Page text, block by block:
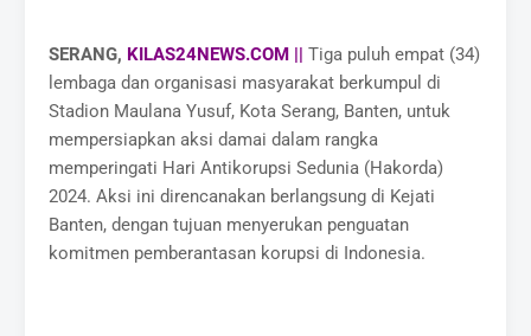
SERANG, KILAS24NEWS.COM ||Tiga puluh empat (34)
lembaga dan organisasi masyarakat berkumpul di
Stadion Maulana Yusuf, Kota Serang, Banten, untuk
mempersiapkan aksi damai dalam rangka
memperingati Hari Antikorupsi Sedunia (Hakorda)
2024. Aksi ini direncanakan berlangsung di Kejati
Banten, dengan tujuan menyerukan penguatan
komitmen pemberantasan korupsi di Indonesia.